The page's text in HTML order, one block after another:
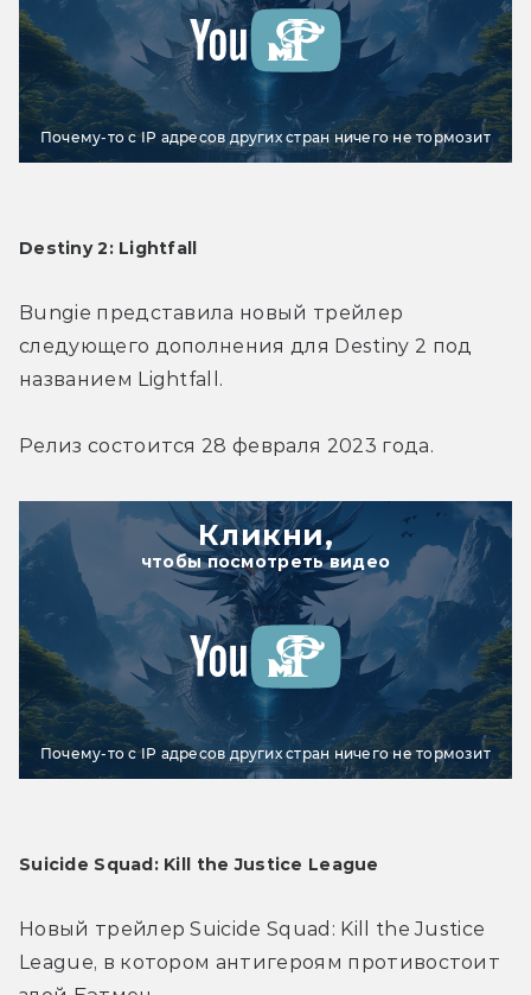
Почему-то с IP адресов других стран ничего не тормозит
Destiny 2: Lightfall
Bungie представила новый трейлер
следующего дополнения для Destiny 2 под
названием Lightfall.
Релиз состоится 28 февраля 2023 года.
Кликни,
чтобы посмотреть видео
Почему-то с IP адресов других стран ничего не тормозит
Suicide Squad: Kill the Justice League
Новый трейлер Suicide Squad: Kill the Justice
League, в котором антигероям противостоит